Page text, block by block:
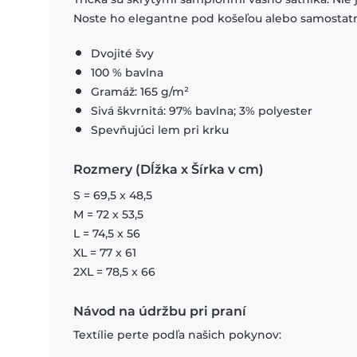
Noste ho elegantne pod košeľou alebo
Dvojité švy
100 % bavlna
Gramáž: 165 g/m²
Sivá škvrnitá: 97% bavlna; 3% polyester
Spevňujúci lem pri krku
Rozmery (Dĺžka x Šírka v cm)
S = 69,5 x 48,5
M = 72 x 53,5
L = 74,5 x 56
XL = 77 x 61
2XL = 78,5 x 66
Návod na údržbu pri praní
Textílie perte podľa našich pokynov: